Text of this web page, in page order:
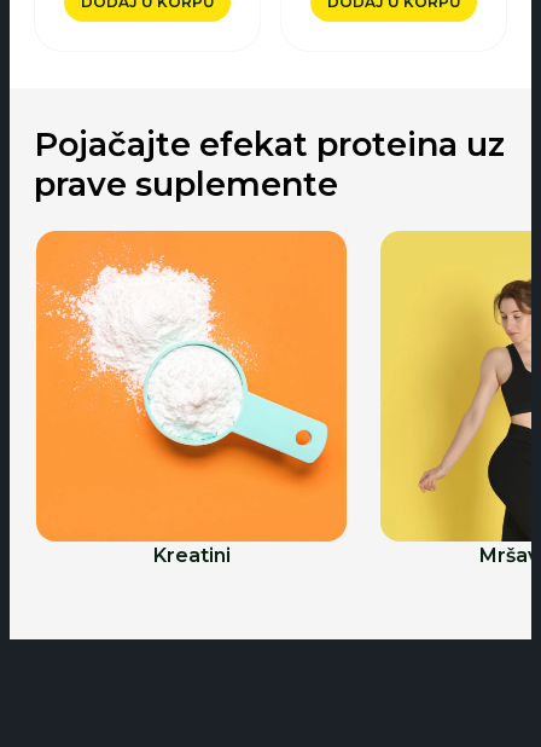
Pojačajte efekat proteina uz
prave suplemente
Kreatini